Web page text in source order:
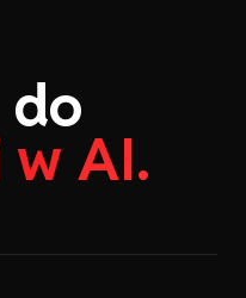
w AI.